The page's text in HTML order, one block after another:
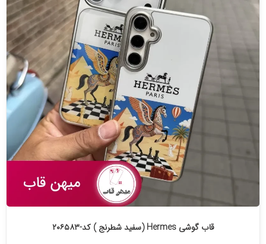
قاب گوشی Hermes (سفید شطرنج ) کد-۲۰۶۵۸۳